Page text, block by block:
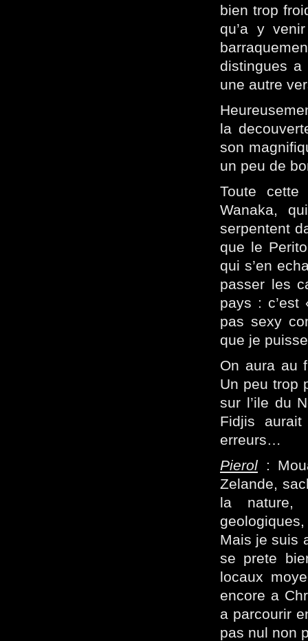
bien trop
qu’a y
distingues
une autre
la
son
un peu de
Toute
Wanaka,
serpentent
que le
qui s’en
passer les
pays : c’est
pas sexy
que je
On aura au
Un peu trop
sur l’ile du
Fidjis
erreurs…
Pierol :
Zelande,
la nature,
Mais je suis
se prete
locaux
encore a
a parcourir
pas nul non